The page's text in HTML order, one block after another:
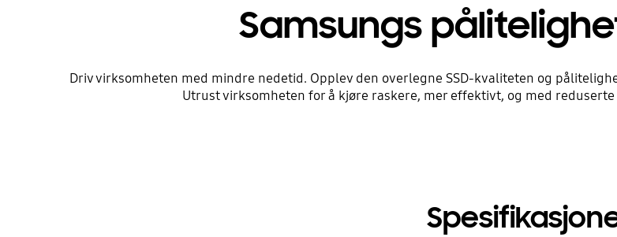
Samsungs
Driv virksomheten med mindre nedetid. Opplev den overlegne SSD-kvaliteten og
Utrust virksomheten for å kjøre raskere, mer effektivt, og med